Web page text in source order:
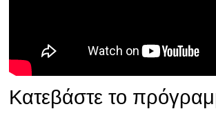
Κατεβάστε το